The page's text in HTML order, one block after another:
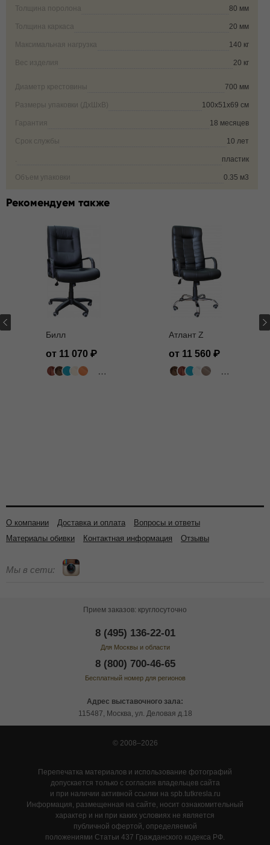
Толщина поролона 80 мм
Толщина каркаса 20 мм
Максимальная нагрузка 140 кг
Вес изделия 20 кг
Диаметр крестовины 700 мм
Размеры упаковки (ДxШxВ) 100х51х69 см
Гарантия 18 месяцев
Срок службы 10 лет
. пластик
Объем упаковки 0.35 м3
Рекомендуем также
Билл
от 11 070
502 цвета
Атлант Z
от 11 560
502 цвета
О компании Доставка и оплата
Вопросы и ответы
Материалы обивки
Контактная информация Отзывы
Мы в сети:
Прием заказов: круглосуточно
8 (495) 136-22-01
Для Москвы и области
8 (800) 700-46-65
Бесплатный номер для регионов
Адрес выставочного зала:
115487, Москва, ул. Деловая д.18
© 2008–2026
Перепечатка материалов и использование фотографий
допускается только с согласия владельцев сайта
и при наличии активной ссылки на spb.tutkresla.ru
Информация, размещенная на сайте, носит ознакомительный
характер и ни при каких условиях не является
публичной офертой, определяемой
положениями Статьи 437 Гражданского кодекса РФ.